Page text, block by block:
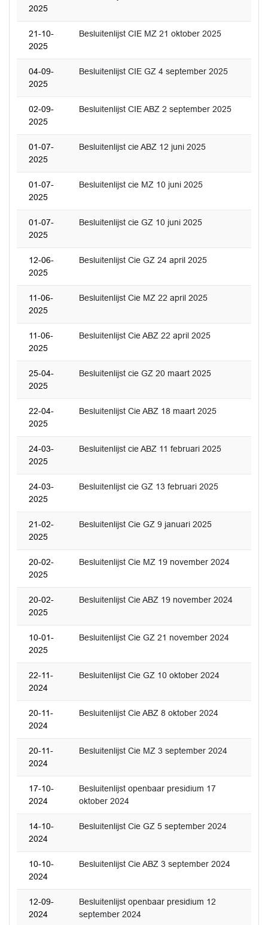
2025
21-10-
2025
Besluitenlijst CIE MZ 21 oktober 2025
04-09-
2025
Besluitenlijst CIE GZ 4 september 2025
02-09-
2025
Besluitenlijst CIE ABZ 2 september 2025
01-07-
2025
Besluitenlijst cie ABZ 12 juni 2025
01-07-
2025
Besluitenlijst cie MZ 10 juni 2025
01-07-
2025
Besluitenlijst cie GZ 10 juni 2025
12-06-
2025
Besluitenlijst Cie GZ 24 april 2025
11-06-
2025
Besluitenlijst Cie MZ 22 april 2025
11-06-
2025
Besluitenlijst Cie ABZ 22 april 2025
25-04-
2025
Besluitenlijst cie GZ 20 maart 2025
22-04-
2025
Besluitenlijst Cie ABZ 18 maart 2025
24-03-
2025
Besluitenlijst cie ABZ 11 februari 2025
24-03-
2025
Besluitenlijst cie GZ 13 februari 2025
21-02-
2025
Besluitenlijst Cie GZ 9 januari 2025
20-02-
2025
Besluitenlijst Cie MZ 19 november 2024
20-02-
2025
Besluitenlijst Cie ABZ 19 november 2024
10-01-
2025
Besluitenlijst Cie GZ 21 november 2024
22-11-
2024
Besluitenlijst Cie GZ 10 oktober 2024
20-11-
2024
Besluitenlijst Cie ABZ 8 oktober 2024
20-11-
2024
Besluitenlijst Cie MZ 3 september 2024
17-10-
2024
Besluitenlijst openbaar presidium 17
oktober 2024
14-10-
2024
Besluitenlijst Cie GZ 5 september 2024
10-10-
2024
Besluitenlijst Cie ABZ 3 september 2024
12-09-
2024
Besluitenlijst openbaar presidium 12
september 2024